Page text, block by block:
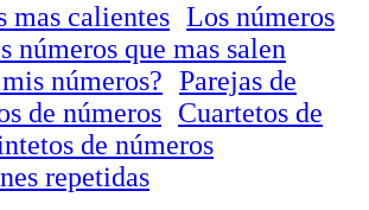
mas calientes Los números
números que mas salen
números? Parejas de
de números Cuartetos de
de números
repetidas